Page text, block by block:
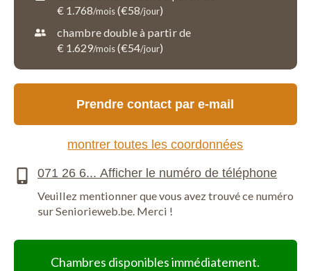
€ 1.768/mois(€58/jour)
chambre double à partir de
€ 1.629/mois(€54/jour)
Chambres disponibles immédiatement.
Prendre contact par e-mail
montrer toutes les coordonnées
Veuillez mentionner que vous avez trouvé ce numéro
sur Seniorieweb.be. Merci !